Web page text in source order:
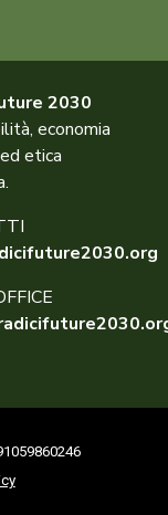
2030
economia
etica